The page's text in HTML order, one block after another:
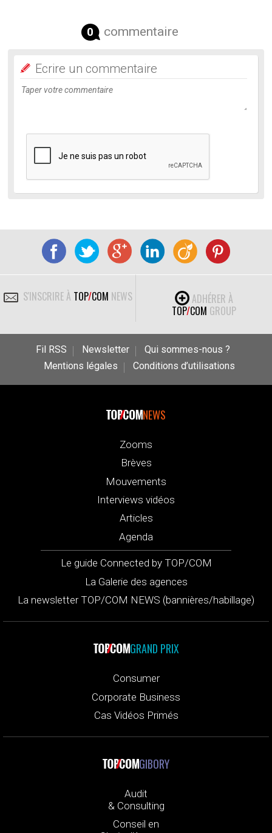
0 commentaire
Ecrire un commentaire
S'INSCRIRE À TOP/COM NEWS
ADHÉRER À
TOP/COM GROUP
Fil RSS Newsletter
Qui sommes-nous ?
Mentions légales
Conditions d’utilisations
NEWS
Zooms
Brèves
Mouvements
Interviews vidéos
Articles
Agenda
Le guide Connected by TOP/COM
La Galerie des agences
La newsletter TOP/COM NEWS (bannières/habillage)
GRAND PRIX
Consumer
Corporate Business
Cas Vidéos Primés
GIBORY
Audit
& Consulting
Conseil en